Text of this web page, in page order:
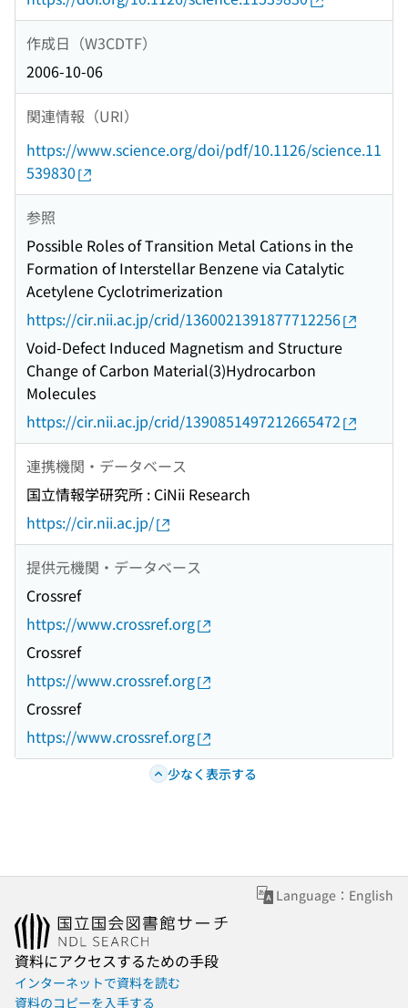
作成日（W3CDTF）
2006-10-06
関連情報（URI）
https://www.science.org/doi/pdf/10.1126/science.11
539830
参照
Possible Roles of Transition Metal Cations in the
Formation of Interstellar Benzene via Catalytic
Acetylene Cyclotrimerization
https://cir.nii.ac.jp/crid/1360021391877712256
Void-Defect Induced Magnetism and Structure
Change of Carbon Material(3)Hydrocarbon
Molecules
https://cir.nii.ac.jp/crid/1390851497212665472
連携機関・データベース
国立情報学研究所 : CiNii Research
https://cir.nii.ac.jp/
提供元機関・データベース
Crossref
https://www.crossref.org
Crossref
https://www.crossref.org
Crossref
https://www.crossref.org
少なく表示する
Language：English
資料にアクセスするための手段
インターネットで資料を読む
資料のコピーを入手する